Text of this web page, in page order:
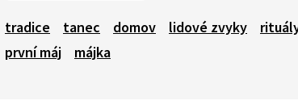
tradice tanec domov lidové zvyky
první máj
májka